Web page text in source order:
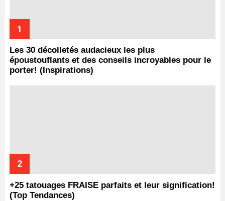
Les 30 décolletés audacieux les plus
époustouflants et des conseils incroyables pour le
porter! (Inspirations)
+25 tatouages ​​FRAISE parfaits et leur signification!
(Top Tendances)